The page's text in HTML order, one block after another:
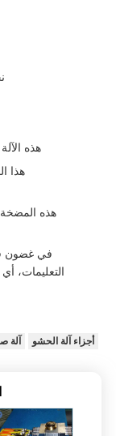
هذه
هذه المضخة
في غضون
التعليمات،
أجزاء آلة الحشو آلة